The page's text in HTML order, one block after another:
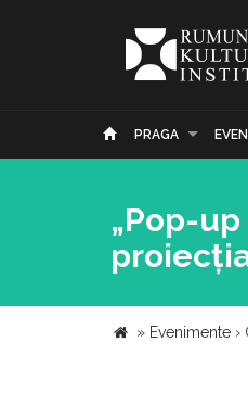
PRAGA
„Pop-
» Evenimente ›